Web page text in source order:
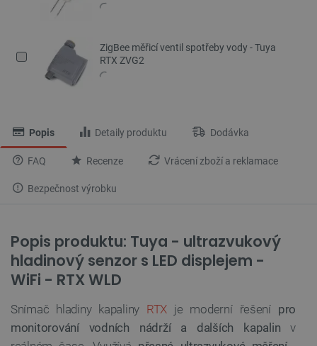
ZigBee měřicí ventil spotřeby vody - Tuya
RTX ZVG2
Popis Detaily produktu Dodávka
FAQ Recenze Vrácení zboží a reklamace
Bezpečnost výrobku
Popis produktu: Tuya - ultrazvukový
hladinový senzor s LED displejem -
WiFi - RTX WLD
Snímač hladiny kapaliny RTX je moderní řešení pro
monitorování vodních nádrží a dalších kapalin v